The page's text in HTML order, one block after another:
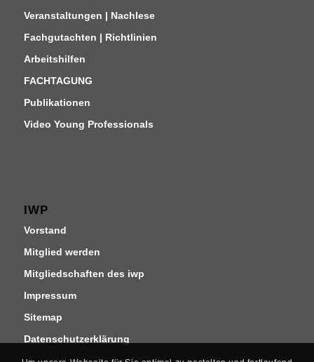
Veranstaltungen | Nachlese
Fachgutachten | Richtlinien
Arbeitshilfen
FACHTAGUNG
Publikationen
Video Young Professionals
IWP
Vorstand
Mitglied werden
Mitgliedschaften des iwp
Impressum
Sitemap
Datenschutzerklärung